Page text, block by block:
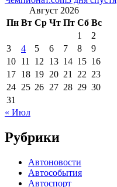
Август 2026
Пн Вт Ср Чт Пт Сб Вс
1
2
3
4 5 6 7 8
9
10 11 12 13 14 15 16
17 18 19 20 21 22 23
24 25 26 27 28 29 30
31
« Июл
Рубрики
Автоновости
Автособытия
Автоспорт